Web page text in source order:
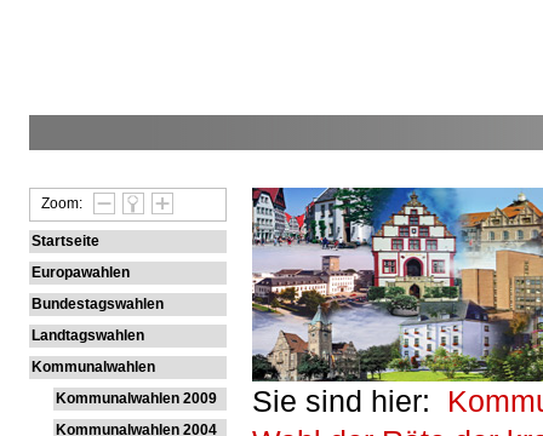
Zoom:
Startseite
Europawahlen
Bundestagswahlen
Landtagswahlen
Kommunalwahlen
Kommunalwahlen 2009
Kommunalwahlen 2004
Sie sind hier: